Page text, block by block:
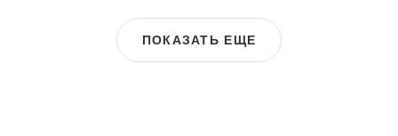
ПОКАЗАТЬ ЕЩЕ